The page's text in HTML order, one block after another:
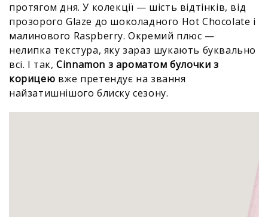
протягом дня. У колекції — шість відтінків, від
прозорого Glaze до шоколадного Hot Chocolate і
малинового Raspberry. Окремий плюс —
нелипка текстура, яку зараз шукають буквально
всі. І так,Cinnamon з ароматом булочки з
корицею вже претендує на звання
найзатишнішого блиску сезону.